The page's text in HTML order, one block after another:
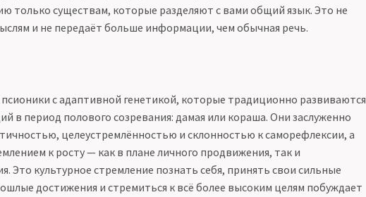
только существам, которые разделяют с вами общий язык. Это не
и не передаёт больше информации, чем обычная речь.
с адаптивной генетикой, которые традиционно развиваются
в период полового созревания: дамая или кораша. Они заслуженно
целеустремлённостью и склонностью к саморефлексии, а
к росту — как в плане личного продвижения, так и
Это культурное стремление познать себя, принять свои сильные
достижения и стремиться к всё более высоким целям побуждает